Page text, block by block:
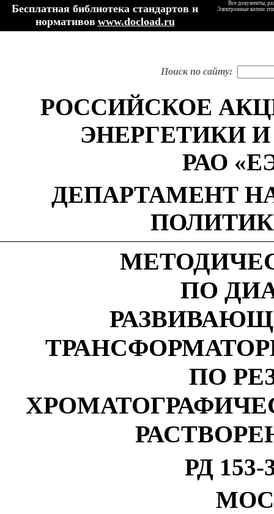
Бесплатная библиотека стандартов и
нормативов www.docload.ru
Все документы,
Электронные копии
Поиск по сайту:
РОССИЙСКОЕ
ЭНЕРГЕТИКИ
РАО
ДЕПАРТАМЕНТ
ПО
ПО
РД 153-